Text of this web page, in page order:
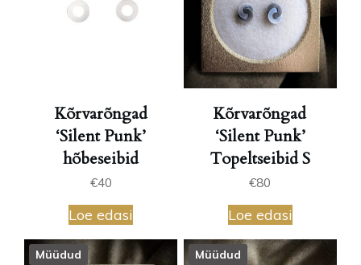
Kõrvarõngad
‘Silent Punk’
hõbeseibid
€40
Loe edasi
Kõrvarõngad
‘Silent Punk’
Topeltseibid S
€80
Loe edasi
Müüdud Müüdud